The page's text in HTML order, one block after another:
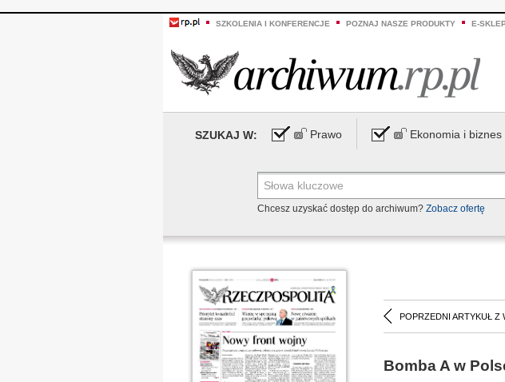
SZKOLENIA I KONFERENCJE POZNAJ NASZE PRODUKTY E-
SZUKAJ W: Prawo Ekonomia i biznes
Chcesz uzyskać dostęp do archiwum? Zobacz ofertę
POPRZEDNI ARTYKUŁ Z
Bomba A w